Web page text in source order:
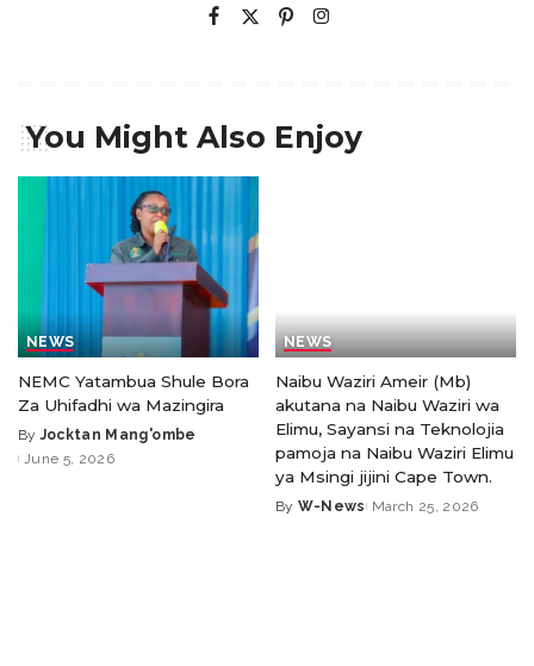
You Might Also Enjoy
NEWS
NEMC Yatambua Shule Bora
Za Uhifadhi wa Mazingira
By Jocktan Mang'ombe
June 5, 2026
NEWS
Naibu Waziri Ameir (Mb)
akutana na Naibu Waziri wa
Elimu, Sayansi na Teknolojia
pamoja na Naibu Waziri Elimu
ya Msingi jijini Cape Town.
By W-News March 25, 2026